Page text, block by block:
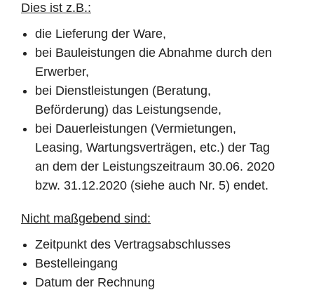
Dies ist z.B.:
die Lieferung der Ware,
bei Bauleistungen die Abnahme durch den
Erwerber,
bei Dienstleistungen (Beratung,
Beförderung) das Leistungsende,
bei Dauerleistungen (Vermietungen,
Leasing, Wartungsverträgen, etc.) der Tag
an dem der Leistungszeitraum 30.06. 2020
bzw. 31.12.2020 (siehe auch Nr. 5) endet.
Nicht maßgebend sind:
Zeitpunkt des Vertragsabschlusses
Bestelleingang
Datum der Rechnung